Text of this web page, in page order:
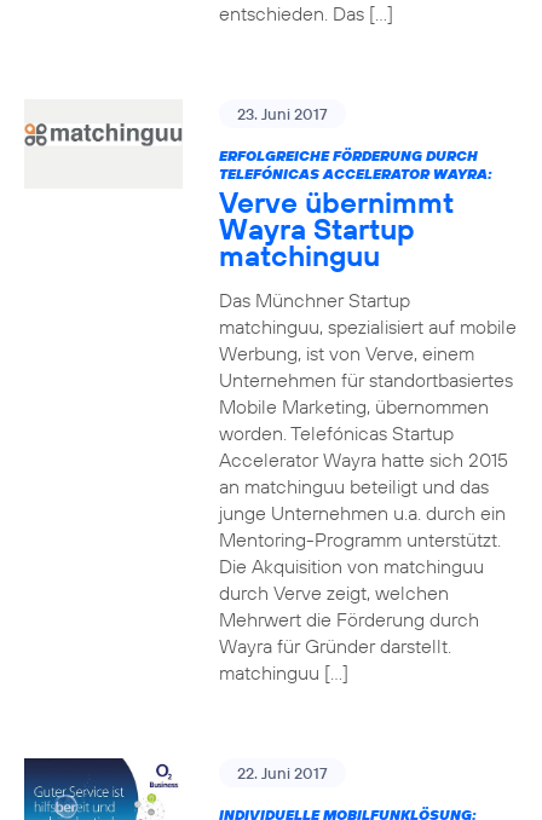
entschieden. Das […]
23. Juni 2017
ERFOLGREICHE FÖRDERUNG DURCH
TELEFÓNICAS ACCELERATOR WAYRA:
Verve übernimmt
Wayra Startup
matchinguu
Das Münchner Startup
matchinguu, spezialisiert auf mobile
Werbung, ist von Verve, einem
Unternehmen für standortbasiertes
Mobile Marketing, übernommen
worden. Telefónicas Startup
Accelerator Wayra hatte sich 2015
an matchinguu beteiligt und das
junge Unternehmen u.a. durch ein
Mentoring-Programm unterstützt.
Die Akquisition von matchinguu
durch Verve zeigt, welchen
Mehrwert die Förderung durch
Wayra für Gründer darstellt.
matchinguu […]
22. Juni 2017
INDIVIDUELLE MOBILFUNKLÖSUNG: